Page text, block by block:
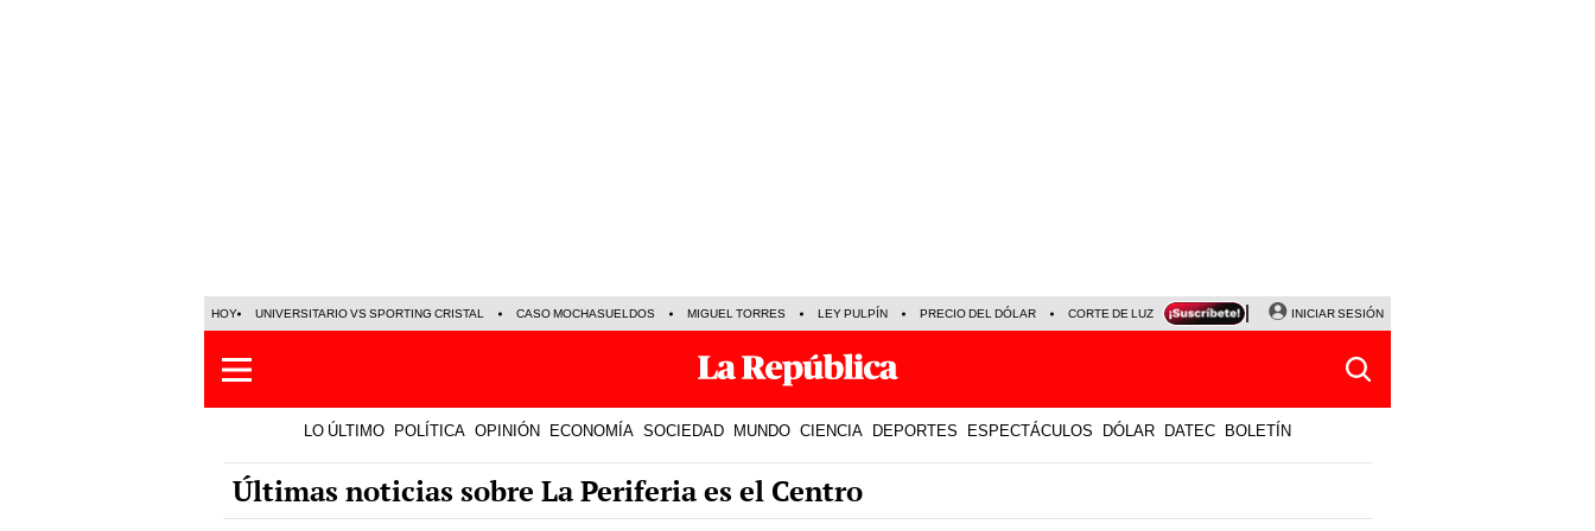
HOY UNIVERSITARIO VS SPORTING CRISTAL CASO MOCHASUELDOS MIGUEL TORRES LEY PULPÍN PRECIO DEL DÓLAR CORTE DE LUZ VIERNES 7 DE AGOSTO ALBERTO BENAVIDES
INICIAR SESIÓN
LO ÚLTIMO POLÍTICA OPINIÓN ECONOMÍA SOCIEDAD MUNDO CIENCIA DEPORTES ESPECTÁCULOS DÓLAR DATEC BOLETÍN
Últimas noticias sobre La Periferia es el Centro